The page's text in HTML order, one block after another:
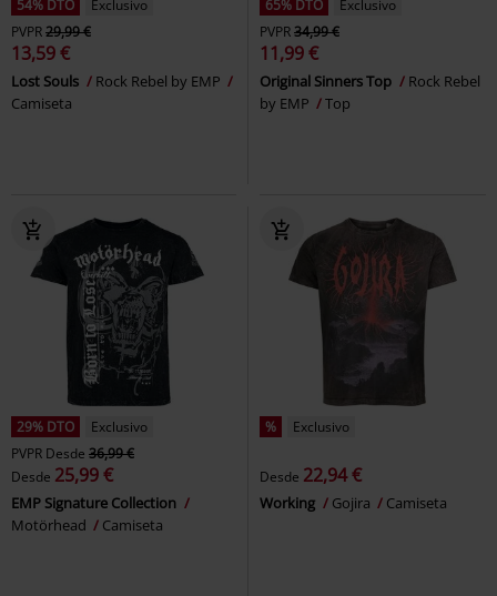
54% DTO
Exclusivo
PVPR29,99 €
13,59 €
Lost Souls
Rock Rebel by EMP
Camiseta
65% DTO
Exclusivo
PVPR34,99 €
11,99 €
Original Sinners Top
Rock Rebel
by EMP
Top
29% DTO
Exclusivo
PVPR Desde 36,99 €
Desde 25,99 €
EMP Signature Collection
Motörhead
Camiseta
% Exclusivo
Desde 22,94 €
Working Gojira Camiseta